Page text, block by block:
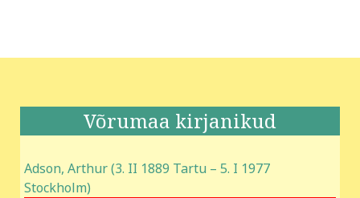
Võrumaa kirjanikud
Adson, Arthur (3. II 1889 Tartu – 5. I 1977
Stockholm)